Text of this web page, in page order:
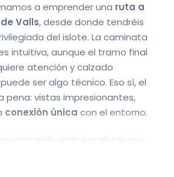
a emprender una ruta a
Valls, desde donde tendréis
del islote. La caminata
intuitiva, aunque el tramo final
atención y calzado
ser algo técnico. Eso sí, el
pena: vistas impresionantes,
conexión única con el entorno.
unas escaleras que
o practicar